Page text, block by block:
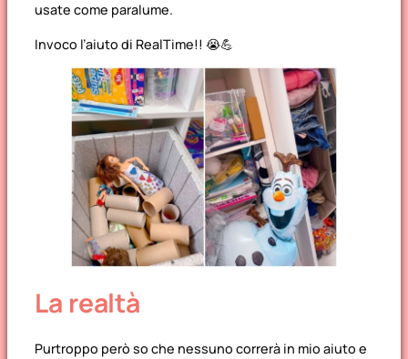
usate come paralume.
Invoco l’aiuto di RealTime!! 😭💪
La realtà
Purtroppo però so che nessuno correrà in mio aiuto e